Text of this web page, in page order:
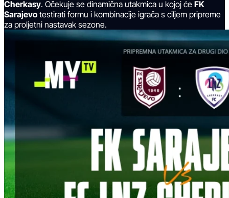
Cherkasy. Očekuje se dinamična utakmica u kojoj će FK
Sarajevo testirati formu i kombinacije igrača s ciljem pripreme
za proljetni nastavak sezone.